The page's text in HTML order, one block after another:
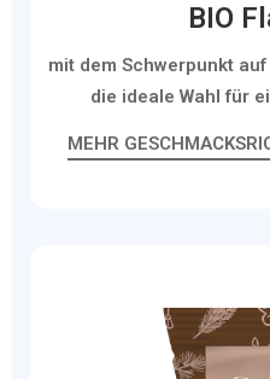
BIO
mit dem Schwerpunkt
die ideale Wahl für
MEHR